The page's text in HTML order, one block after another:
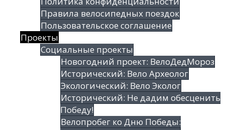
Правила велосипедных поездок
Пользовательское соглашение
Проекты
Социальные проекты
Новогодний проект: ВелоДедМороз
Исторический: Вело Археолог
Экологический: Вело Эколог
Исторический: Не дадим обесценить
Победу!
Велопробег ко Дню Победы: